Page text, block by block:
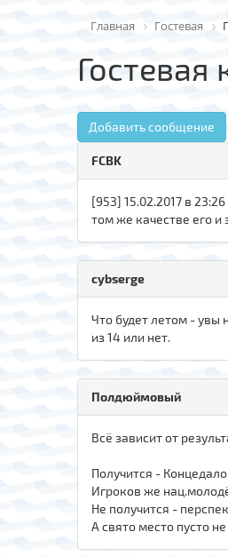
Главная Гостевая
Гостевая
Добавить сообщение
FCBK
[953] 15.02.2017 в
том же качестве его и
cybserge
Что будет летом - увы
из 14 или нет.
Полдюймовый
Всё зависит от
Получится -
Игроков же
Не получится -
А свято место пусто